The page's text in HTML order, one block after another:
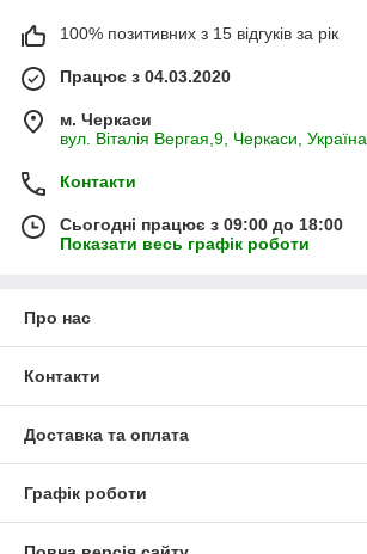
100% позитивних з 15 відгуків за рік
Працює з 04.03.2020
м. Черкаси
вул. Віталія Вергая,9, Черкаси, Україна
Контакти
Сьогодні працює з 09:00 до 18:00
Показати весь графік роботи
Про нас
Контакти
Доставка та оплата
Графік роботи